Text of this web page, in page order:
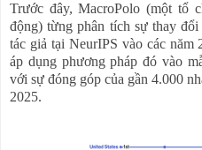
Trước đây, MacroPolo (một tổ
động) từng phân tích sự thay
tác giả tại NeurIPS vào các năm
áp dụng phương pháp đó vào
với sự đóng góp của gần 4.000
2025.